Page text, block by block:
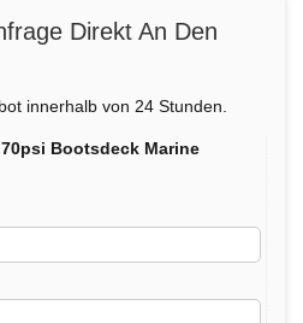
Direkt An Den
innerhalb von 24 Stunden.
70psi Bootsdeck Marine